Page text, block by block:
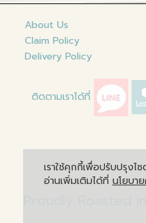
About Us
Claim Policy
Delivery Policy
ติดตามเราได้ที่
Proudly Roasted
เราใช้คุกกี้เพื่อปรับปรุง
อ่านเพิ่มเติมได้ที่ นโยบา